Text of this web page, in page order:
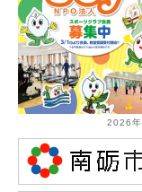
2026年